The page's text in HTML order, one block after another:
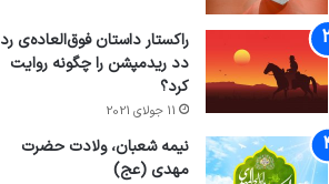
راکستار داستان فوق‌العاده‌ی رد
دد ریدمپشن را چگونه روایت
کرد؟
11 جولای 2021
نیمه شعبان، ولادت حضرت
مهدی (عج)